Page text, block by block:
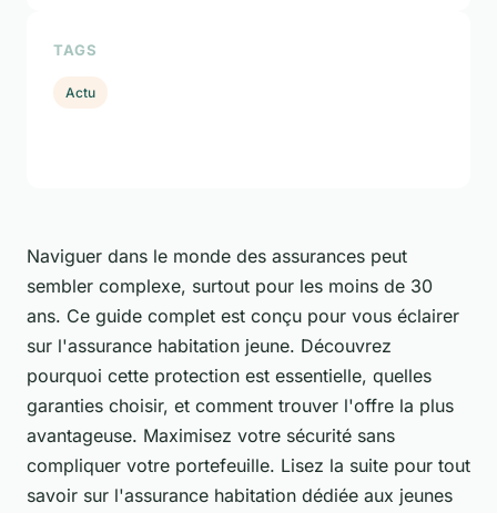
Naviguer dans le monde des assurances peut
sembler complexe, surtout pour les moins de 30
ans. Ce guide complet est conçu pour vous éclairer
sur l'assurance habitation jeune. Découvrez
pourquoi cette protection est essentielle, quelles
garanties choisir, et comment trouver l'offre la plus
avantageuse. Maximisez votre sécurité sans
compliquer votre portefeuille. Lisez la suite pour tout
savoir sur l'assurance habitation dédiée aux jeunes
TAGS
Actu